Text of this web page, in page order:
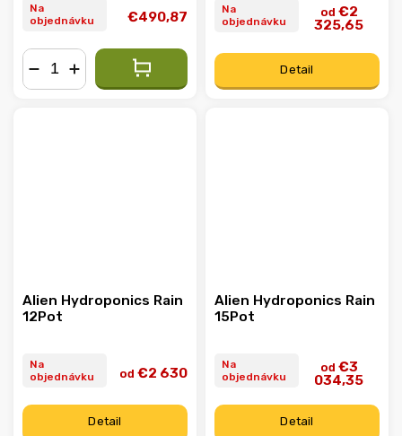
Na
objednávku
€490,87
Na
objednávku
od €2
325,65
Detail
Alien Hydroponics Rain
12Pot
Na
objednávku
od €2 630
Detail
Alien Hydroponics Rain
15Pot
Na
objednávku
od €3
034,35
Detail